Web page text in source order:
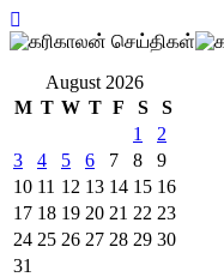
August 2026
M T W T F S
S
1
2
3
4 5 6 7 8
9
10 11 12 13 14 15 16
17 18 19 20 21 22 23
24 25 26 27 28 29 30
31